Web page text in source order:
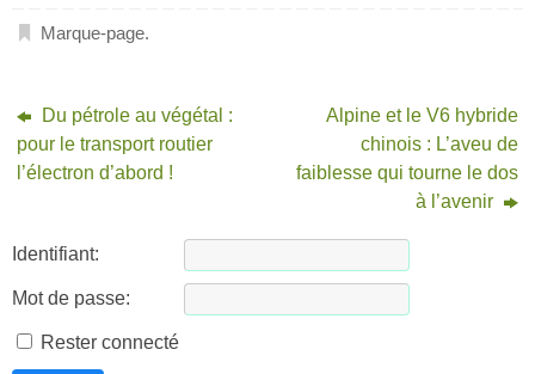
Marque-page.
Du pétrole au végétal :
pour le transport routier
l’électron d’abord !
Alpine et le V6 hybride
chinois : L’aveu de
faiblesse qui tourne le dos
à l’avenir
Identifiant:
Mot de passe:
Rester connecté